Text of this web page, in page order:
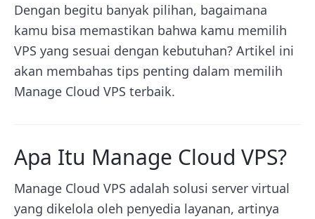
Dengan begitu banyak pilihan, bagaimana
kamu bisa memastikan bahwa kamu memilih
VPS yang sesuai dengan kebutuhan? Artikel ini
akan membahas tips penting dalam memilih
Manage Cloud VPS terbaik.
Apa Itu Manage Cloud VPS?
Manage Cloud VPS adalah solusi server virtual
yang dikelola oleh penyedia layanan, artinya